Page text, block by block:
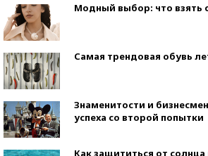
Модный выбор: что взять
Самая трендовая обувь
Знаменитости и
успеха со второй попытки
Как защититься от солнца